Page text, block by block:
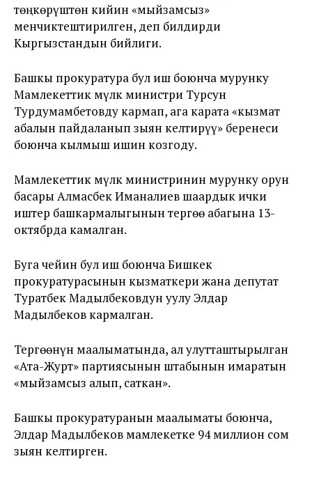
төңкөрүштөн кийин «мыйзамсыз»
менчиктештирилген, деп билдирди
Кыргызстандын бийлиги.
Башкы прокуратура бул иш боюнча мурунку
Мамлекеттик мүлк министри Турсун
Турдумамбетовду кармап, ага карата «кызмат
абалын пайдаланып зыян келтирүү» беренеси
боюнча кылмыш ишин козгоду.
Мамлекеттик мүлк министринин мурунку орун
басары Алмасбек Иманалиев шаардык ички
иштер башкармалыгынын тергөө абагына 13-
октябрда камалган.
Буга чейин бул иш боюнча Бишкек
прокуратурасынын кызматкери жана депутат
Туратбек Мадылбековдун уулу Элдар
Мадылбеков кармалган.
Тергөөнүн маалыматында, ал улутташтырылган
«Ата-Журт» партиясынын штабынын имаратын
«мыйзамсыз алып, саткан».
Башкы прокуратуранын маалыматы боюнча,
Элдар Мадылбеков мамлекетке 94 миллион сом
зыян келтирген.